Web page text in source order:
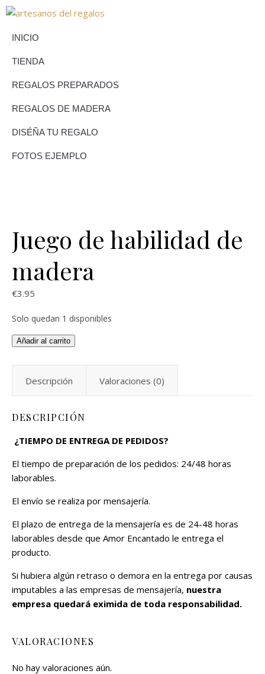
INICIO
TIENDA
REGALOS PREPARADOS
REGALOS DE MADERA
DISÉÑA TU REGALO
FOTOS EJEMPLO
Juego de habilidad de
madera
€3.95
Solo quedan 1 disponibles
Juego de habilidad de madera cantidad
Añadir al carrito
Descripción Valoraciones (0)
DESCRIPCIÓN
¿TIEMPO DE ENTREGA DE PEDIDOS?
El tiempo de preparación de los pedidos: 24/48 horas
laborables.
El envío se realiza por mensajería.
El plazo de entrega de la mensajería es de 24-48 horas
laborables desde que Amor Encantado le entrega el
producto.
Si hubiera algún retraso o demora en la entrega por causas
imputables a las empresas de mensajería, nuestra
empresa quedará eximida de toda responsabilidad.
VALORACIONES
No hay valoraciones aún.